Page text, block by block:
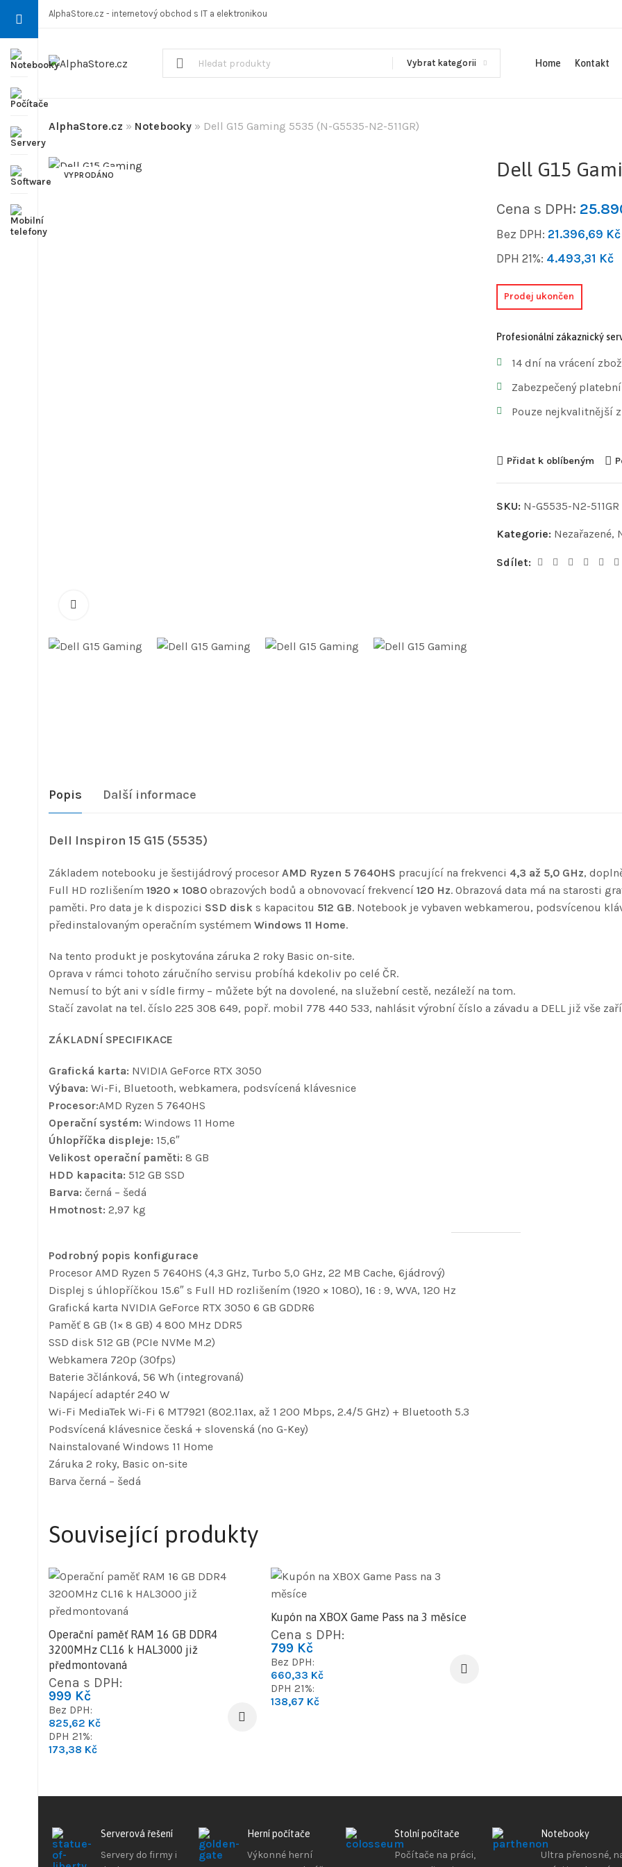
AlphaStore.cz - internetový obchod s IT a elektronikou
Vybrat kategorii Home Kontakt
AlphaStore.cz » Notebooky » Dell G15 Gaming 5535 (N-G5535-N2-511GR)
VYPRODÁNO Dell G15
Cena s DPH:
Bez DPH: 21.396,69 Kč
DPH 21%: 4.493,31 Kč
Prodej ukončen
Profesionální zákaznický
14 dní na vrácení
Zabezpečený
Pouze nejkvalitnější
Přidat k oblíbeným
SKU: N-G5535-N2-511GR
Kategorie: Nezařazené,
Sdílet:
Popis Další informace
Dell Inspiron 15 G15 (5535)
Základem notebooku je šestijádrový procesor AMD Ryzen 5 7640HS pracující na frekvenci 4,3 až 5,0 GHz,
Full HD rozlišením 1920 × 1080 obrazových bodů a obnovovací frekvencí 120 Hz. Obrazová data má na starosti
paměti. Pro data je k dispozici SSD disk s kapacitou 512 GB. Notebook je vybaven webkamerou, podsvícenou
předinstalovaným operačním systémem Windows 11 Home.
Na tento produkt je poskytována záruka 2 roky Basic on-site.
Oprava v rámci tohoto záručního servisu probíhá kdekoliv po celé ČR.
Nemusí to být ani v sídle firmy – můžete být na dovolené, na služební cestě, nezáleží na tom.
Stačí zavolat na tel. číslo 225 308 649, popř. mobil 778 440 533, nahlásit výrobní číslo a závadu a DELL již vše
ZÁKLADNÍ SPECIFIKACE
Grafická karta: NVIDIA GeForce RTX 3050
Výbava: Wi-Fi, Bluetooth, webkamera, podsvícená klávesnice
Procesor:AMD Ryzen 5 7640HS
Operační systém: Windows 11 Home
Úhlopříčka displeje: 15,6″
Velikost operační paměti: 8 GB
HDD kapacita: 512 GB SSD
Barva: černá – šedá
Hmotnost: 2,97 kg
Podrobný popis konfigurace
Procesor AMD Ryzen 5 7640HS (4,3 GHz, Turbo 5,0 GHz, 22 MB Cache, 6jádrový)
Displej s úhlopříčkou 15.6″ s Full HD rozlišením (1920 × 1080), 16 : 9, WVA, 120 Hz
Grafická karta NVIDIA GeForce RTX 3050 6 GB GDDR6
Paměť 8 GB (1× 8 GB) 4 800 MHz DDR5
SSD disk 512 GB (PCIe NVMe M.2)
Webkamera 720p (30fps)
Baterie 3článková, 56 Wh (integrovaná)
Napájecí adaptér 240 W
Wi-Fi MediaTek Wi-Fi 6 MT7921 (802.11ax, až 1 200 Mbps, 2.4/5 GHz) + Bluetooth 5.3
Podsvícená klávesnice česká + slovenská (no G-Key)
Nainstalované Windows 11 Home
Záruka 2 roky, Basic on-site
Barva černá – šedá
Související produkty
Operační paměť RAM 16 GB DDR4
3200MHz CL16 k HAL3000 již
předmontovaná
Cena s DPH:
999 Kč
Bez DPH:
825,62 Kč
DPH 21%:
173,38 Kč
Kupón na XBOX Game Pass na 3 měsíce
Cena s DPH:
799 Kč
Bez DPH:
660,33 Kč
DPH 21%:
138,67 Kč
Serverová řešení
Servery do firmy i
Herní počítače
Výkonné herní
Stolní počítače
Počítače na práci,
Notebooky
Ultra přenosné,